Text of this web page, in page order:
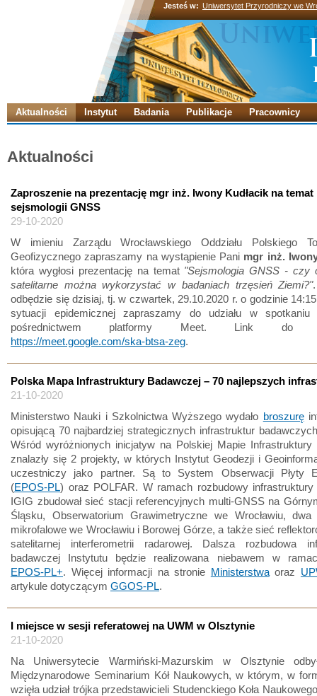
Jesteś w: Uniwersytet Przyrodniczy we
Aktualności Instytut Badania Publikacje Pracownicy
Aktualności
Zaproszenie na prezentację mgr inż. Iwony Kudłacik na temat
sejsmologii GNSS
29-10-2020
W imieniu Zarządu Wrocławskiego Oddziału Polskiego
Geofizycznego zapraszamy na wystąpienie Pani mgr inż.
która wygłosi prezentację na temat "Sejsmologia GNSS - czy
satelitarne można wykorzystać w badaniach trzęsień Ziemi?"
odbędzie się dzisiaj, tj. w czwartek, 29.10.2020 r. o godzinie
sytuacji epidemicznej zapraszamy do udziału w spotkaniu
pośrednictwem platformy Meet. Link do
https://meet.google.com/ska-btsa-zeg.
Polska Mapa Infrastruktury Badawczej – 70 najlepszych
21-10-2020
Ministerstwo Nauki i Szkolnictwa Wyższego wydało broszurę
opisującą 70 najbardziej strategicznych infrastruktur
Wśród wyróżnionych inicjatyw na Polskiej Mapie Infrastruktury
znalazły się 2 projekty, w których Instytut Geodezji i
uczestniczy jako partner. Są to System Obserwacji Płyty
(EPOS-PL) oraz POLFAR. W ramach rozbudowy infrastruktury
IGIG zbudował sieć stacji referencyjnych multi-GNSS na
Śląsku, Obserwatorium Grawimetryczne we Wrocławiu, dwa
mikrofalowe we Wrocławiu i Borowej Górze, a także sieć
satelitarnej interferometrii radarowej. Dalsza rozbudowa
badawczej Instytutu będzie realizowana niebawem w
EPOS-PL+. Więcej informacji na stronie Ministerstwaoraz
artykule dotyczącym GGOS-PL.
I miejsce w sesji referatowej na UWM w Olsztynie
21-10-2020
Na Uniwersytecie Warmiński-Mazurskim w Olsztynie
Międzynarodowe Seminarium Kół Naukowych, w którym, w
wzięła udział trójka przedstawicieli Studenckiego Koła